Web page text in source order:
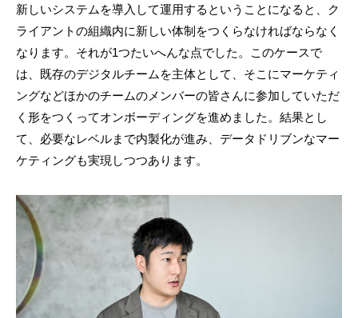
新しいシステムを導入して運用するということになると、ク
ライアントの組織内に新しい体制をつくらなければならなく
なります。それが1つたいへんな点でした。このケースで
は、既存のデジタルチームを主体として、そこにマーケティ
ングなどほかのチームのメンバーの皆さんに参加していただ
く形をつくってオンボーディングを進めました。結果とし
て、必要なレベルまで内製化が進み、データドリブンなマー
ケティングも実現しつつあります。